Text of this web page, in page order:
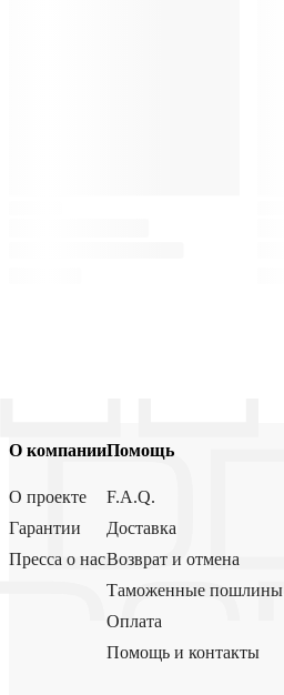
О компании
О проекте
Гарантии
Пресса о нас
Помощь
F.A.Q.
Доставка
Возврат и отмена
Таможенные пошлины
Оплата
Помощь и контакты